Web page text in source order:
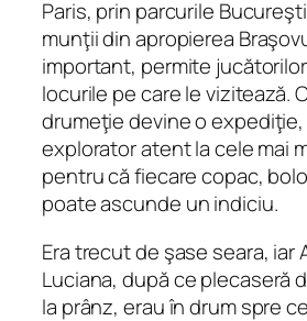
Paris, prin parcurile
munţii din apropierea
important, permite
locurile pe care le vizitează.
drumeţie devine o
explorator atent la cele mai
pentru că fiecare copac,
poate ascunde un indiciu.
Era trecut de şase seara, iar
Luciana, după ce plecaseră
la prânz, erau în drum spre